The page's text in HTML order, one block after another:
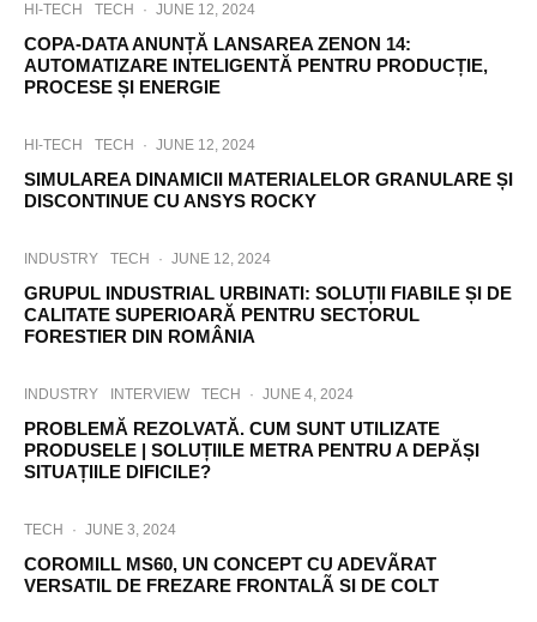
HI-TECH TECH · JUNE 12, 2024
COPA-DATA ANUNȚĂ LANSAREA ZENON 14:
AUTOMATIZARE INTELIGENTĂ PENTRU PRODUCȚIE,
PROCESE ȘI ENERGIE
HI-TECH TECH · JUNE 12, 2024
SIMULAREA DINAMICII MATERIALELOR GRANULARE ȘI
DISCONTINUE CU ANSYS ROCKY
INDUSTRY TECH · JUNE 12, 2024
GRUPUL INDUSTRIAL URBINATI: SOLUȚII FIABILE ȘI DE
CALITATE SUPERIOARĂ PENTRU SECTORUL
FORESTIER DIN ROMÂNIA
INDUSTRY INTERVIEW TECH · JUNE 4, 2024
PROBLEMĂ REZOLVATĂ. CUM SUNT UTILIZATE
PRODUSELE | SOLUȚIILE METRA PENTRU A DEPĂȘI
SITUAȚIILE DIFICILE?
TECH · JUNE 3, 2024
COROMILL MS60, UN CONCEPT CU ADEVÃRAT
VERSATIL DE FREZARE FRONTALÃ SI DE COLT